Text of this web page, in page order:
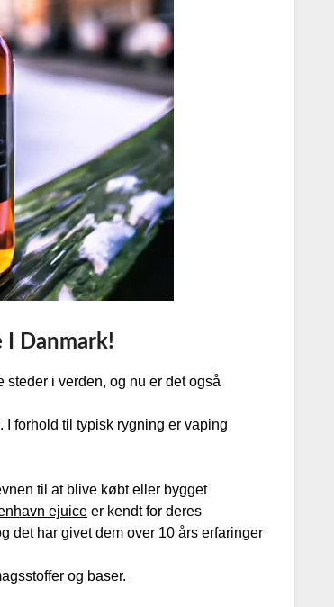
I Danmark!
i verden, og nu er det også
I forhold til typisk rygning er vaping
til at blive købt eller bygget
ejuice er kendt for deres
det har givet dem over 10 års erfaringer
og baser.